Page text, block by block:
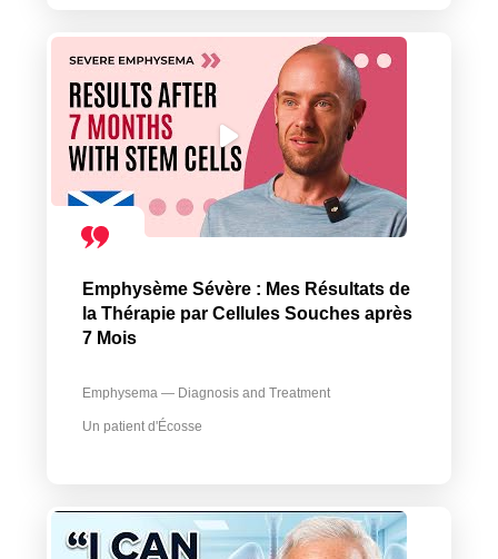
Emphysème Sévère : Mes Résultats de
la Thérapie par Cellules Souches après
7 Mois
Emphysema — Diagnosis and Treatment
Un patient d'Écosse